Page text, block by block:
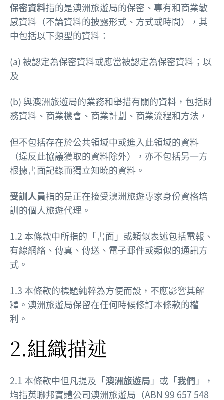
保密資料指的是澳洲旅遊局的保密、專有和商業敏
感資料（不論資料的披露形式、方式或時間），其
中包括以下類型的資料：
(a) 被認定為保密資料或應當被認定為保密資料；以
及
(b) 與澳洲旅遊局的業務和舉措有關的資料，包括財
務資料、商業機會、商業計劃、商業流程和方法，
但不包括存在於公共領域中或進入此領域的資料
（違反此協議獲取的資料除外），亦不包括另一方
根據書面記錄而獨立知曉的資料。
受訓人員指的是正在接受澳洲旅遊專家身份資格培
訓的個人旅遊代理。
1.2 本條款中所指的「書面」或類似表述包括電報、
有線網絡、傳真、傳送、電子郵件或類似的通訊方
式。
1.3 本條款的標題純粹為方便而設，不應影響其解
釋。澳洲旅遊局保留在任何時候修訂本條款的權
利。
2.組織描述
2.1 本條款中但凡提及「澳洲旅遊局 」或「我們 」
，
均指英聯邦實體公司澳洲旅遊局（ABN 99 657 548